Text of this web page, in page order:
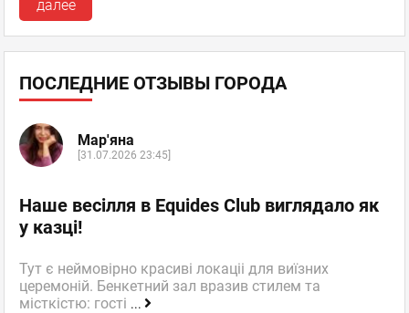
далее
ПОСЛЕДНИЕ ОТЗЫВЫ ГОРОДА
Мар'яна
[31.07.2026 23:45]
Наше весілля в Equides Club виглядало як
у казці!
Тут є неймовірно красиві локаціі для виїзних
церемоній. Бенкетний зал вразив стилем та
місткістю: гості ...